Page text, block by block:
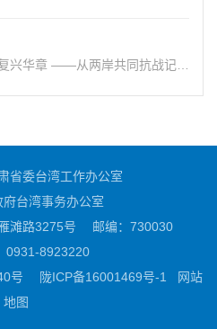
省委台湾工作办公室
台湾事务办公室
滩路3275号
邮编：730030
0931-8923220
号
陇ICP备16001469号-1
网站
地图